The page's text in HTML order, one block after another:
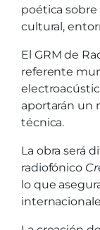
poética
cultural,
El GRM de
referente
aportarán un
técnica.
La obra será
radiofónico
lo que